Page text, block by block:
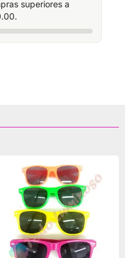
superiores a
.